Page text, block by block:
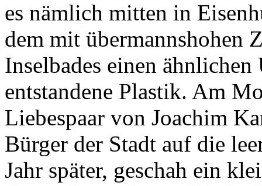
es nämlich mitten in
dem mit übermannshohen
Inselbades einen
entstandene Plastik. Am
Liebespaar von Joachim
Bürger der Stadt auf die
Jahr später, geschah ein